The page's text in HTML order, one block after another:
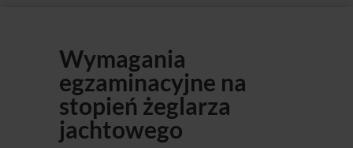
Wymagania
egzaminacyjne na
stopień żeglarza
jachtowego